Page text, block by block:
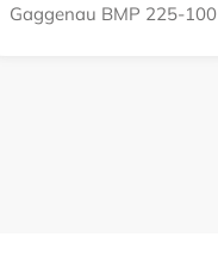
Gaggenau BMP 225-100